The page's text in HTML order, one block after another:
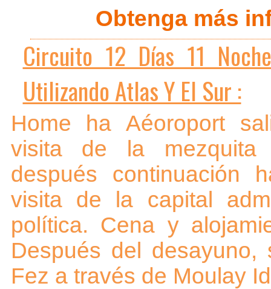
Obtenga más
Circuito 12 Días 11
Utilizando Atlas Y El Sur :
Home ha Aéoroport
visita de la mezquita
después continuación
visita de la capital
política. Cena y
Después del desayuno,
Fez a través de Moulay